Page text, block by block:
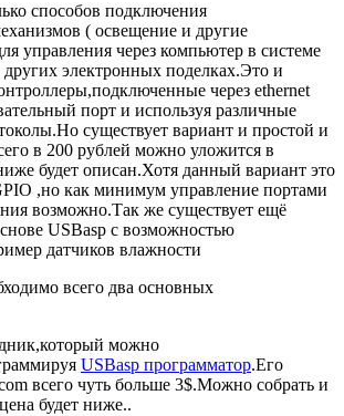
способов подключения
( освещение и другие
управления через компьютер в системе
электронных поделках.Это и
через ethernet
порт и используя различные
существует вариант и простой и
в 200 рублей можно уложится в
будет описан.Хотя данный вариант это
,но как минимум управление портами
возможно.Так же существует ещё
USBasp с возможностью
датчиков влажности
всего два основных
можно
USBasp программатор.Его
всего чуть больше 3$.Можно собрать и
будет ниже..